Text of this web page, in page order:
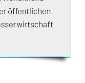
öffentlichen